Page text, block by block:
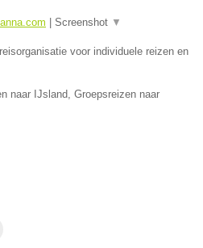
Screenshot ▼
voor individuele reizen en
naar IJsland, Groepsreizen naar